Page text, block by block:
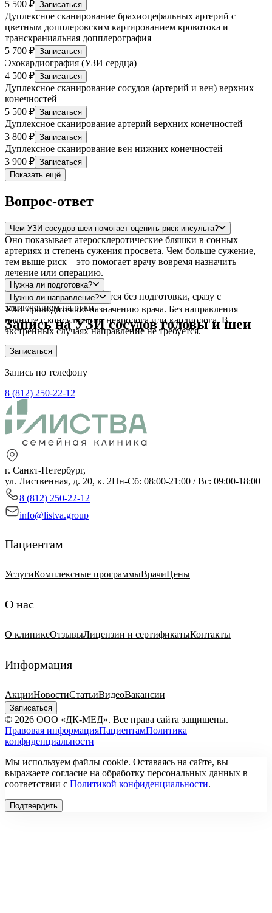
5 500 ₽ Записаться
Дуплексное сканирование брахиоцефальных артерий с
цветным допплеровским картированием кровотока и
транскраниальная допплерография
5 700 ₽ Записаться
Эхокардиография (УЗИ сердца)
4 500 ₽ Записаться
Дуплексное сканирование сосудов (артерий и вен) верхних
конечностей
5 500 ₽ Записаться
Дуплексное сканирование артерий верхних конечностей
3 800 ₽ Записаться
Дуплексное сканирование вен нижних конечностей
3 900 ₽ Записаться
Показать ещё
Вопрос-ответ
Чем УЗИ сосудов шеи помогает оценить риск инсульта?
Оно показывает атеросклеротические бляшки в сонных
артериях и степень сужения просвета. Чем больше сужение,
тем выше риск – это помогает врачу вовремя назначить
лечение или операцию.
Нужна ли подготовка?
Нет. Исследование делается без подготовки, сразу с
заключением на руки.
Нужно ли направление?
УЗИ проводится по назначению врача. Без направления
начните с консультации невролога или кардиолога. В
экстренных случаях направление не требуется.
Запись на УЗИ сосудов головы и шеи
Записаться
Запись по телефону
8 (812) 250-22-12
г. Санкт-Петербург,
ул. Лиственная, д. 20, к. 2Пн-Сб: 08:00-21:00 / Вс: 09:00-18:00
8 (812) 250-22-12
info@listva.group
Пациентам
УслугиКомплексные программыВрачиЦены
О нас
О клиникеОтзывыЛицензии и сертификатыКонтакты
Информация
АкцииНовостиСтатьиВидеоВакансии
Записаться
© 2026 ООО «ДК-МЕД». Все права сайта защищены.
Правовая информацияПациентамПолитика
конфиденциальности
Мы используем файлы cookie. Оставаясь на сайте, вы
выражаете согласие на обработку персональных данных в
соответствии с Политикой конфиденциальности.
Подтвердить